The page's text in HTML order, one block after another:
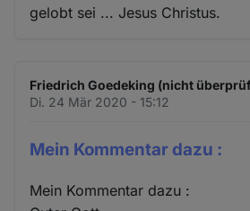
gelobt sei ... Jesus Christus.
Friedrich Goedeking (nicht
Di. 24 Mär 2020 - 15:12
Mein Kommentar dazu :
Mein Kommentar dazu :